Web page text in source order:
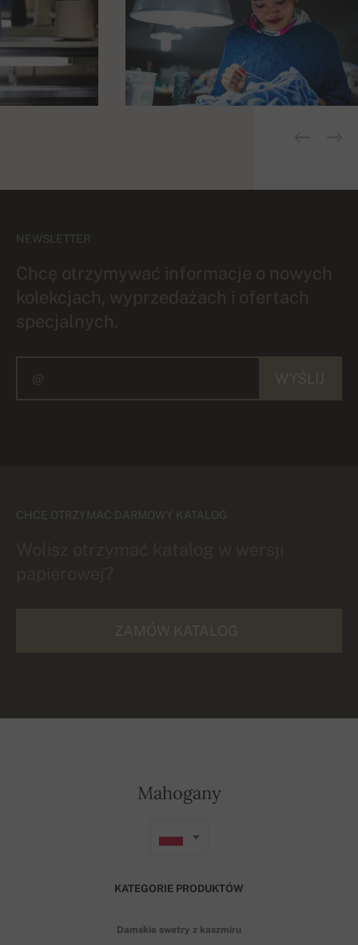
NEWSLETTER
Chcę otrzymywać informacje o nowych
kolekcjach, wyprzedażach i ofertach
specjalnych.
CHCĘ OTRZYMAĆ DARMOWY KATALOG
Mahogany
KATEGORIE PRODUKTÓW
Damskie swetry z kaszmiru